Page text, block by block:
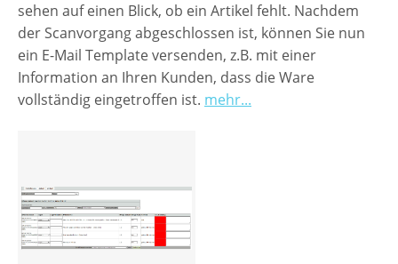
Preisgruppen
Sperrliste
Zustands-Abfragen
Tagesabschluss
Allgemeine Einstellungen
sehen auf einen Blick, ob ein Artikel fehlt. Nachdem
der Scanvorgang abgeschlossen ist, können Sie nun
ein E-Mail Template versenden, z.B. mit einer
Information an Ihren Kunden, dass die Ware
vollständig eingetroffen ist. mehr...